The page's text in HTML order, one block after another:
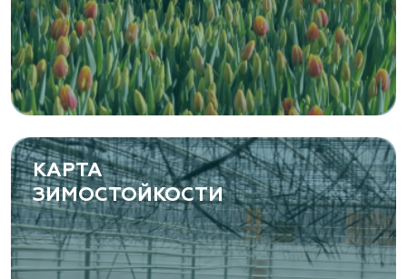
растений
Самарская область, с. Подстепки, ул.
Фермерская 14 А
(8482) 650 010
www.yoly-paly.ru
«ВЕНЕВ» питомник растений
Тульская область, Венёвский р-н, село
Борщевое, улица Лесная, д. 13
КАРТА
ЗИМОСТОЙКОСТИ